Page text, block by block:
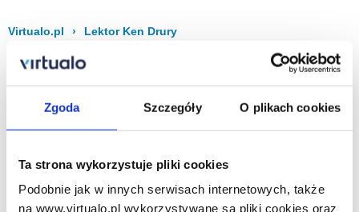
Zgoda Szczegóły O plikach cookies
Ta strona wykorzystuje pliki cookies
Podobnie jak w innych serwisach internetowych, także
na www.virtualo.pl wykorzystywane są pliki cookies oraz
Virtualo.pl › Lektor Ken Drury
Filtruj Sortuj
Na stronie